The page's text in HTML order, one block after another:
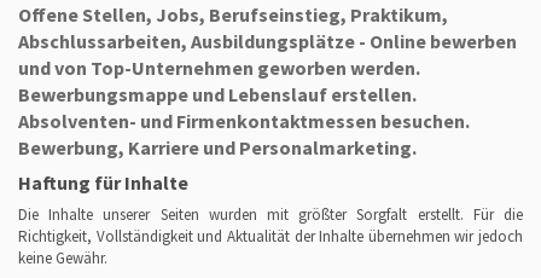
Offene Stellen, Jobs, Berufseinstieg, Praktikum,
Abschlussarbeiten, Ausbildungsplätze - Online bewerben
und von Top-Unternehmen geworben werden.
Bewerbungsmappe und Lebenslauf erstellen.
Absolventen- und Firmenkontaktmessen besuchen.
Bewerbung, Karriere und Personalmarketing.
Haftung für Inhalte
Die Inhalte unserer Seiten wurden mit größter Sorgfalt erstellt. Für die
Richtigkeit, Vollständigkeit und Aktualität der Inhalte übernehmen wir jedoch
keine Gewähr.